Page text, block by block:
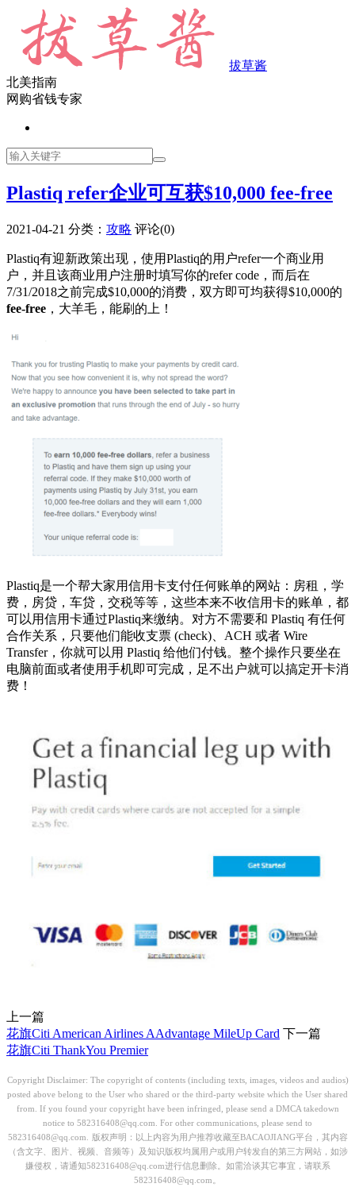
拔草酱
北美指南
网购省钱专家
Plastiq refer企业可互获$10,000 fee-free
2021-04-21 分类： 攻略 评论(0)
Plastiq有迎新政策出现，使用Plastiq的用户refer一个商业用
户，并且该商业用户注册时填写你的refer code，而后在
7/31/2018之前完成$10,000的消费，双方即可均获得$10,000的
fee-free ，大羊毛，能刷的上！
Plastiq是一个帮大家用信用卡支付任何账单的网站：房租，学
费，房贷，车贷，交税等等，这些本来不收信用卡的账单，都
可以用信用卡通过Plastiq来缴纳。对方不需要和 Plastiq 有任何
合作关系，只要他们能收支票 (check)、ACH 或者 Wire
Transfer，你就可以用 Plastiq 给他们付钱。整个操作只要坐在
电脑前面或者使用手机即可完成，足不出户就可以搞定开卡消
费！
上一篇
花旗Citi American Airlines AAdvantage MileUp Card 下一篇
花旗Citi ThankYou Premier
Copyright Disclaimer: The copyright of contents (including texts, images, videos and audios)
posted above belong to the User who shared or the third-party website which the User shared
from. If you found your copyright have been infringed, please send a DMCA takedown
notice to 582316408@qq.com. For other communications, please send to
582316408@qq.com.
版权声明：以上内容为用户推荐收藏至BACAOJIANG平台，其内容
（含文字、图片、视频、音频等）及知识版权均属用户或用户转发自的第三方网站，如涉
嫌侵权，请通知582316408@qq.com进行信息删除。如需洽谈其它事宜，请联系
582316408@qq.com。